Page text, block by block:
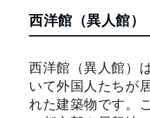
西洋館（異人館）
西洋館（異人館）
いて外国人たちが
れた建築物です。